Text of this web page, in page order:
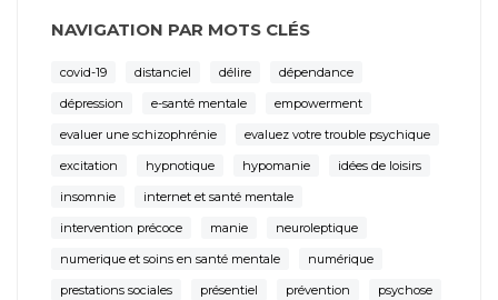
NAVIGATION PAR MOTS CLÉS
covid-19 distanciel délire
dépendance
dépression
e-santé mentale
empowerment
evaluer une schizophrénie
evaluez votre trouble psychique
excitation
hypnotique hypomanie
idées de loisirs
insomnie
internet et santé mentale
intervention précoce
manie
neuroleptique
numerique et soins en santé mentale
numérique
prestations sociales
présentiel prévention
psychose